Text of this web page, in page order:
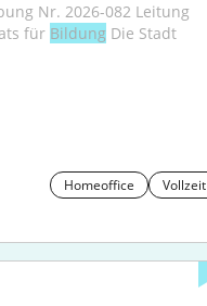
Nr. 2026-082 Leitung
für Bildung Die Stadt
Homeoffice Vollzeit